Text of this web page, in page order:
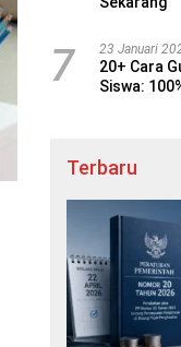
7 23 Januari
20+ Cara
Siswa:
Terbaru